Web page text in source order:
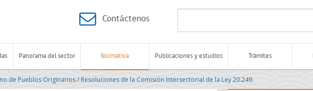
Contáctenos
Panorama del sector Normativa Publicaciones y estudios Trámites
de Pueblos Originarios/Resoluciones de la Comisión Intersectorial de la Ley 20.249.